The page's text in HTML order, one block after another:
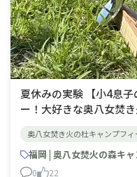
夏休みの実験 【小4息子の挑戦】凹面鏡 vs ガスバーナ
ー！大好きな奥八女焚
に頼らない火起こし」
しで挑みました。木の
た瞬間は親子で大興奮
奥八女焚き火の杜キャンプフィ
福岡 | 奥八女焚火の森キ
0 22